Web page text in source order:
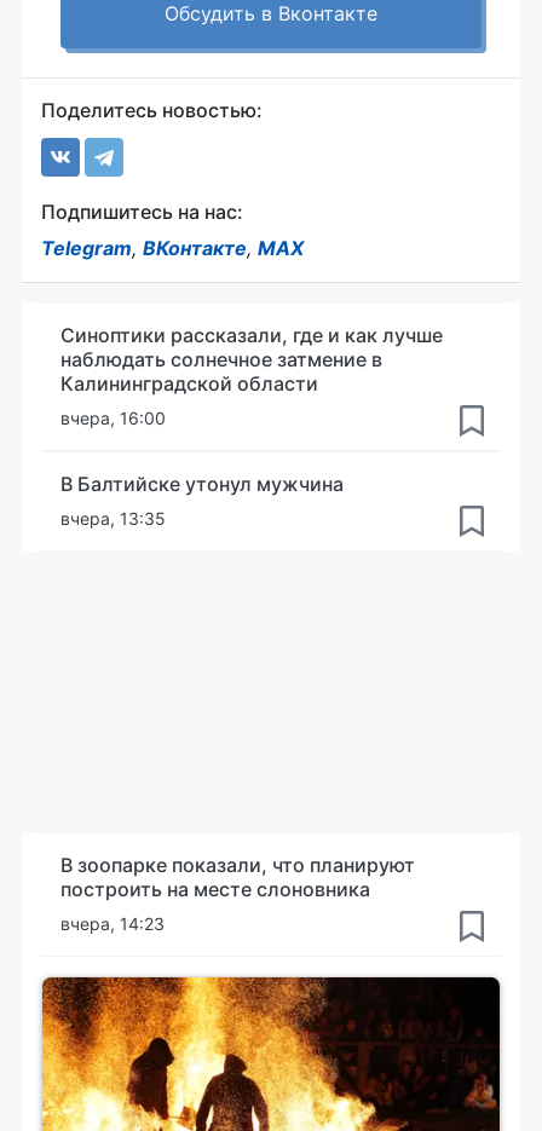
Обсудить в Вконтакте
Поделитесь новостью:
Подпишитесь на нас:
Telegram, ВКонтакте, MAX
Синоптики рассказали, где и как лучше
наблюдать солнечное затмение в
Калининградской области
вчера, 16:00
В Балтийске утонул мужчина
вчера, 13:35
В зоопарке показали, что планируют
построить на месте слоновника
вчера, 14:23